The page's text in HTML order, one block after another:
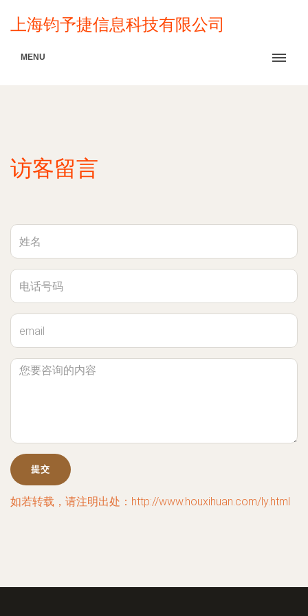
上海钧予捷信息科技有限公司
MENU
访客留言
如若转载，请注明出处：http://www.houxihuan.com/ly.html